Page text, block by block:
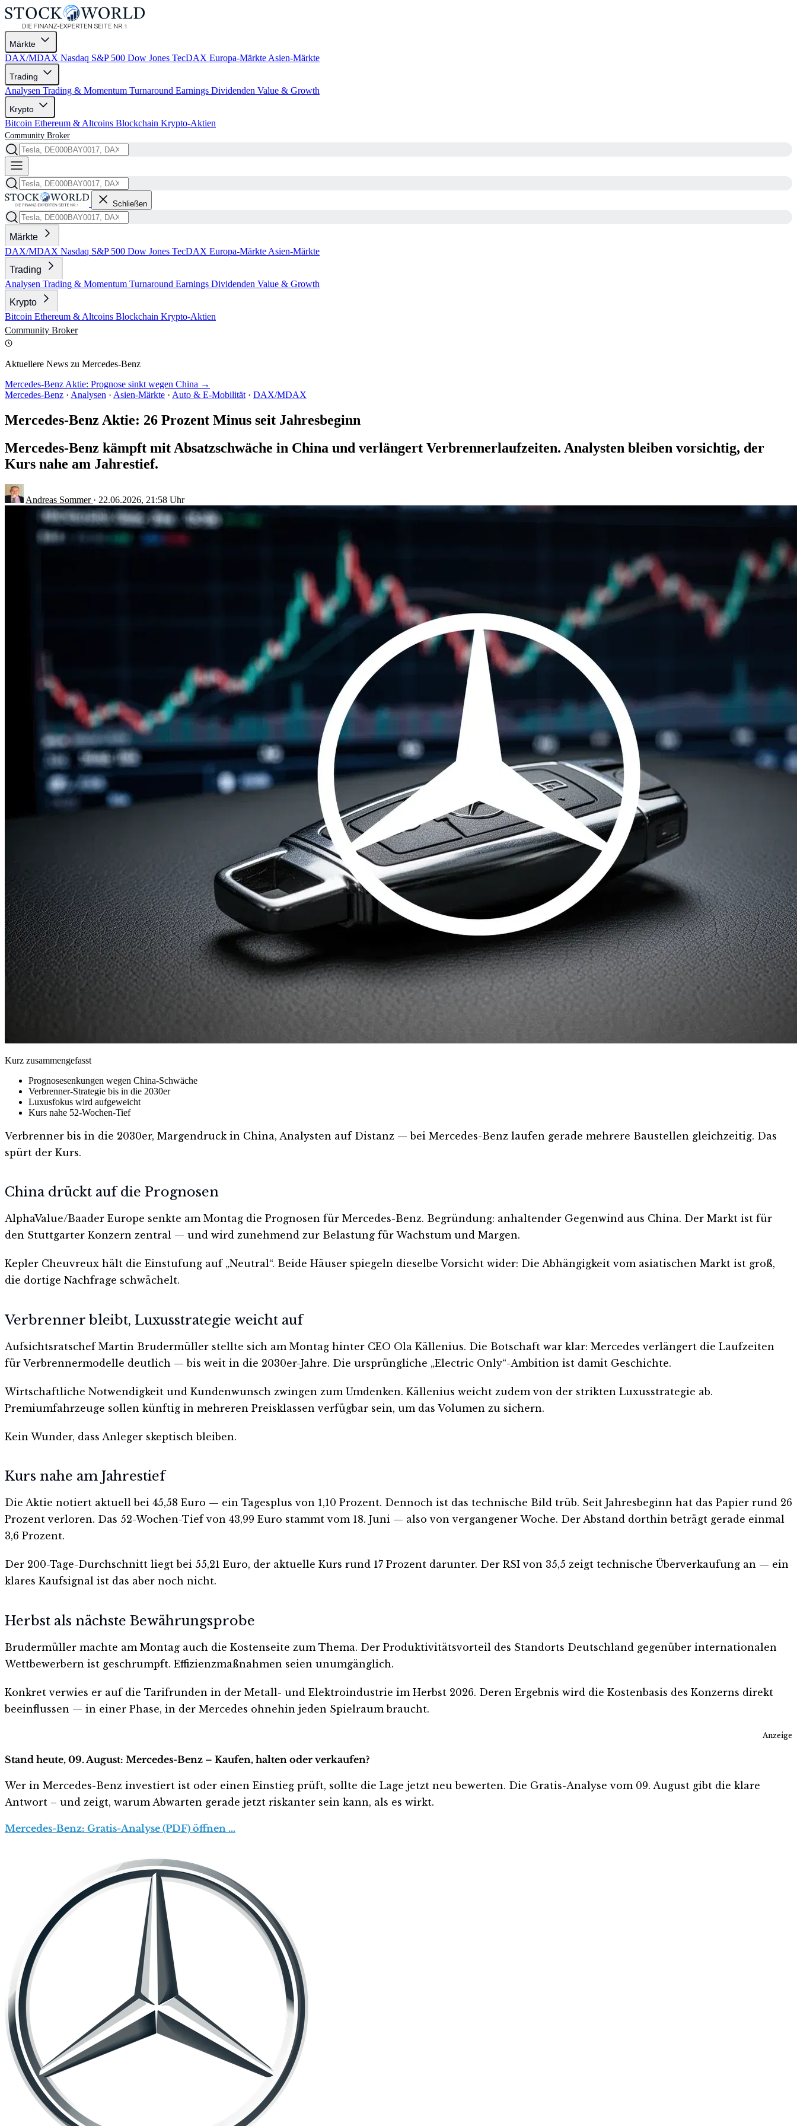
Märkte
DAX/MDAX Nasdaq S&P 500 Dow Jones TecDAX Europa-Märkte Asien-Märkte
Trading
Analysen Trading & Momentum Turnaround Earnings Dividenden Value & Growth
Krypto
Bitcoin Ethereum & Altcoins Blockchain Krypto-Aktien
Community Broker
Schließen
Märkte
DAX/MDAX Nasdaq S&P 500 Dow Jones TecDAX Europa-Märkte Asien-Märkte
Trading
Analysen Trading & Momentum Turnaround Earnings Dividenden Value & Growth
Krypto
Bitcoin Ethereum & Altcoins Blockchain Krypto-Aktien
Community Broker
Aktuellere News zu Mercedes-Benz
Mercedes-Benz Aktie: Prognose sinkt wegen China →
Mercedes-Benz · Analysen · Asien-Märkte · Auto & E-Mobilität · DAX/MDAX
Mercedes-Benz Aktie: 26 Prozent Minus seit Jahresbeginn
Mercedes-Benz kämpft mit Absatzschwäche in China und verlängert Verbrennerlaufzeiten. Analysten bleiben vorsichtig, der
Kurs nahe am Jahrestief.
Andreas Sommer · 22.06.2026, 21:58 Uhr
Kurz zusammengefasst
Prognosesenkungen wegen China-Schwäche
Verbrenner-Strategie bis in die 2030er
Luxusfokus wird aufgeweicht
Kurs nahe 52-Wochen-Tief
Verbrenner bis in die 2030er, Margendruck in China, Analysten auf Distanz — bei Mercedes-Benz laufen gerade mehrere Baustellen gleichzeitig. Das
spürt der Kurs.
China drückt auf die Prognosen
AlphaValue/Baader Europe senkte am Montag die Prognosen für Mercedes-Benz. Begründung: anhaltender Gegenwind aus China. Der Markt ist für
den Stuttgarter Konzern zentral — und wird zunehmend zur Belastung für Wachstum und Margen.
Kepler Cheuvreux hält die Einstufung auf „Neutral“. Beide Häuser spiegeln dieselbe Vorsicht wider: Die Abhängigkeit vom asiatischen Markt ist groß,
die dortige Nachfrage schwächelt.
Verbrenner bleibt, Luxusstrategie weicht auf
Aufsichtsratschef Martin Brudermüller stellte sich am Montag hinter CEO Ola Källenius. Die Botschaft war klar: Mercedes verlängert die Laufzeiten
für Verbrennermodelle deutlich — bis weit in die 2030er-Jahre. Die ursprüngliche „Electric Only“-Ambition ist damit Geschichte.
Wirtschaftliche Notwendigkeit und Kundenwunsch zwingen zum Umdenken. Källenius weicht zudem von der strikten Luxusstrategie ab.
Premiumfahrzeuge sollen künftig in mehreren Preisklassen verfügbar sein, um das Volumen zu sichern.
Kein Wunder, dass Anleger skeptisch bleiben.
Kurs nahe am Jahrestief
Die Aktie notiert aktuell bei 45,58 Euro — ein Tagesplus von 1,10 Prozent. Dennoch ist das technische Bild trüb. Seit Jahresbeginn hat das Papier rund 26
Prozent verloren. Das 52-Wochen-Tief von 43,99 Euro stammt vom 18. Juni — also von vergangener Woche. Der Abstand dorthin beträgt gerade einmal
3,6 Prozent.
Der 200-Tage-Durchschnitt liegt bei 55,21 Euro, der aktuelle Kurs rund 17 Prozent darunter. Der RSI von 35,5 zeigt technische Überverkaufung an — ein
klares Kaufsignal ist das aber noch nicht.
Herbst als nächste Bewährungsprobe
Brudermüller machte am Montag auch die Kostenseite zum Thema. Der Produktivitätsvorteil des Standorts Deutschland gegenüber internationalen
Wettbewerbern ist geschrumpft. Effizienzmaßnahmen seien unumgänglich.
Konkret verwies er auf die Tarifrunden in der Metall- und Elektroindustrie im Herbst 2026. Deren Ergebnis wird die Kostenbasis des Konzerns direkt
beeinflussen — in einer Phase, in der Mercedes ohnehin jeden Spielraum braucht.
Anzeige
Stand heute, 09. August: Mercedes-Benz – Kaufen, halten oder verkaufen?
Wer in Mercedes-Benz investiert ist oder einen Einstieg prüft, sollte die Lage jetzt neu bewerten. Die Gratis-Analyse vom 09. August gibt die klare
Antwort – und zeigt, warum Abwarten gerade jetzt riskanter sein kann, als es wirkt.
Mercedes-Benz: Gratis-Analyse (PDF) öffnen …